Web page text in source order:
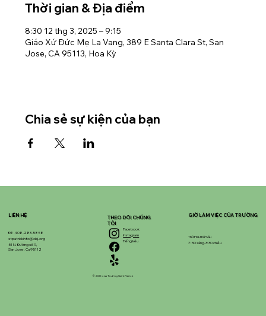
Thời gian & Địa điểm
8:30 12 thg 3, 2025 – 9:15
Giáo Xứ Đức Mẹ La Vang, 389 E Santa Clara St, San
Jose, CA 95113, Hoa Kỳ
Chia sẻ sự kiện của bạn
LIÊN HỆ
ĐT: 408-283-5858
stpatrickinfo@dsj.org
51 N. Đường số 9,
San Jose, Ca 95112
Facebook
Instagram
Tiếng kêu
THEO DÕI CHÚNG
TÔI
© 2025 của Trường Saint Patrick
GIỜ LÀM VIỆC CỦA TRƯỜNG
Thứ Hai-Thứ Sáu
7:30 sáng-3:30 chiều